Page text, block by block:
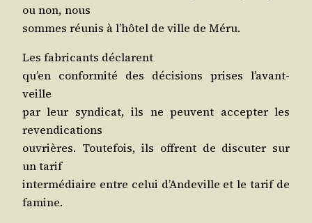
ou non, nous
sommes réunis à l’hô­tel de ville de Méru.
Les fabri­cants déclarent
qu’en confor­mi­té des déci­sions prises l’avant-
veille
par leur syn­di­cat, ils ne peuvent accep­ter les
revendications
ouvrières. Tou­te­fois, ils offrent de dis­cu­ter sur
un tarif
inter­mé­diaire entre celui d’An­de­ville et le tarif de
famine.